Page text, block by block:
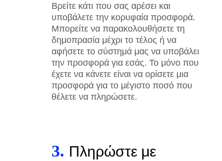
Βρείτε κάτι που σας αρέσει και
υποβάλετε την κορυφαία προσφορά.
Μπορείτε να παρακολουθήσετε τη
δημοπρασία μέχρι το τέλος ή να
αφήσετε το σύστημά μας να υποβάλει
την προσφορά για εσάς. Το μόνο που
έχετε να κάνετε είναι να ορίσετε μια
προσφορά για το μέγιστο ποσό που
θέλετε να πληρώσετε.
3. Πληρώστε με